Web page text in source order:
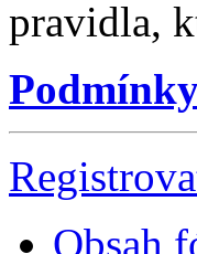
pravidla,
Obsah